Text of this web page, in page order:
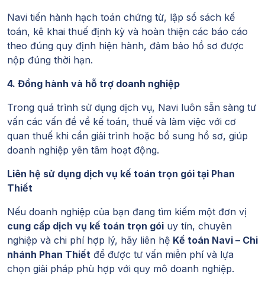
Navi tiến hành hạch toán chứng từ, lập sổ sách kế
toán, kê khai thuế định kỳ và hoàn thiện các báo cáo
theo đúng quy định hiện hành, đảm bảo hồ sơ được
nộp đúng thời hạn.
4. Đồng hành và hỗ trợ doanh nghiệp
Trong quá trình sử dụng dịch vụ, Navi luôn sẵn sàng tư
vấn các vấn đề về kế toán, thuế và làm việc với cơ
quan thuế khi cần giải trình hoặc bổ sung hồ sơ, giúp
doanh nghiệp yên tâm hoạt động.
Liên hệ sử dụng dịch vụ kế toán trọn gói tại Phan
Thiết
Nếu doanh nghiệp của bạn đang tìm kiếm một đơn vị
cung cấp dịch vụ kế toán trọn gói uy tín, chuyên
nghiệp và chi phí hợp lý, hãy liên hệ Kế toán Navi – Chi
nhánh Phan Thiết để được tư vấn miễn phí và lựa
chọn giải pháp phù hợp với quy mô doanh nghiệp.